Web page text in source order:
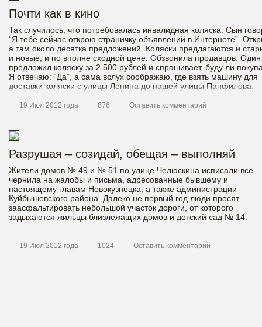
Почти как в кино
Так случилось, что потребовалась инвалидная коляска. Сын
“Я тебе сейчас открою страничку объявлений в Интернете”.
а там около десятка предложений. Коляски предлагаются и
и новые, и по вполне сходной цене. Обзвонила продавцов. Один
предложил коляску за 2 500 рублей и спрашивает, буду ли
Я отвечаю: “Да”, а сама вслух соображаю, где взять машину для
доставки коляски с улицы Ленина до нашей улицы Панфилова.
19 Июл 2012 года 876 Оставить комментарий
Разрушая – созидай, обещая – выполняй
Жители домов № 49 и № 51 по улице Челюскина исписали все
чернила на жалобы и письма, адресованные бывшему и
настоящему главам Новокузнецка, а также администрации
Куйбышевского района. Далеко не первый год люди просят
заасфальтировать небольшой участок дороги, от которого
задыхаются жильцы близлежащих домов и детский сад № 14.
19 Июл 2012 года 1024 Оставить комментарий